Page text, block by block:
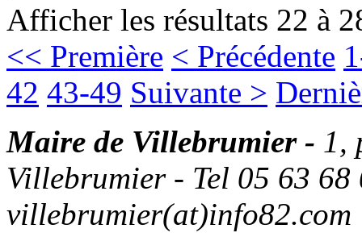
Afficher les résultats 22 à
<< Première < Précédente
42 43-49 Suivante >
Maire de Villebrumier - 1,
Villebrumier - Tel 05 63
villebrumier(at)info82.com